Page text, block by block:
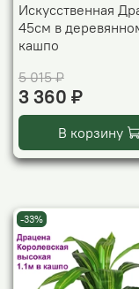
Искусственная
45см в
кашпо
5 015 ₽
3 360 ₽
В корзину
-33%